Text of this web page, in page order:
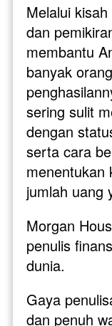
Melalui
dan
membantu
banyak
sering sulit
dengan
serta cara
menentukan
jumlah uang
Morgan
penulis
dunia.
Gaya
dan penuh